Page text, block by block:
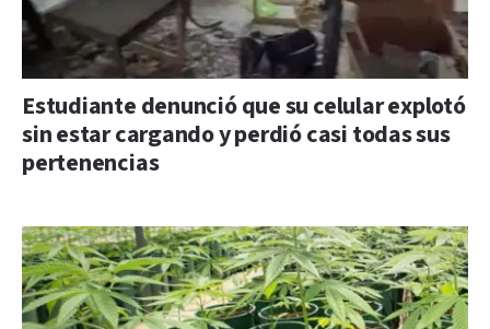
Estudiante denunció que su celular explotó
sin estar cargando y perdió casi todas sus
pertenencias